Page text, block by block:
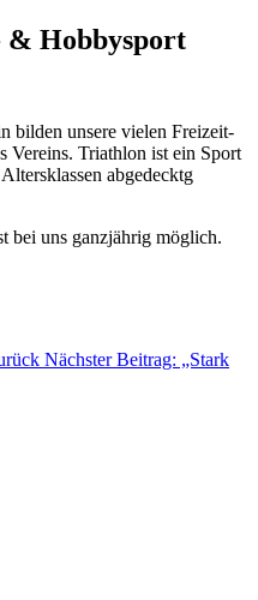
& Hobbysport
bilden unsere vielen Freizeit-
Vereins. Triathlon ist ein Sport
abgedecktg
bei uns ganzjährig möglich.
Nächster Beitrag: „Stark